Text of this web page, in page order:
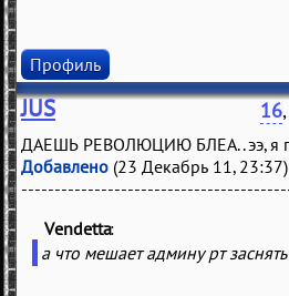
Профиль
JUS 16
ДАЕШЬ РЕВОЛЮЦИЮ БЛЕА.. ээ, я
Добавлено (23 Декабрь 11, 23:37)
Vendetta
а что мешает админу рт